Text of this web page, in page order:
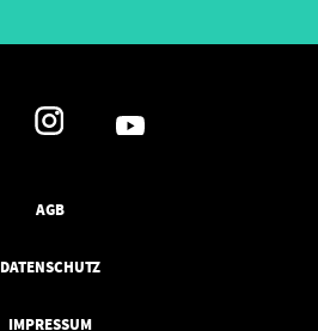
AGB
DATENSCHUTZ
IMPRESSUM